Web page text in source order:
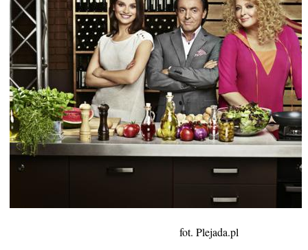
fot. Plejada.pl